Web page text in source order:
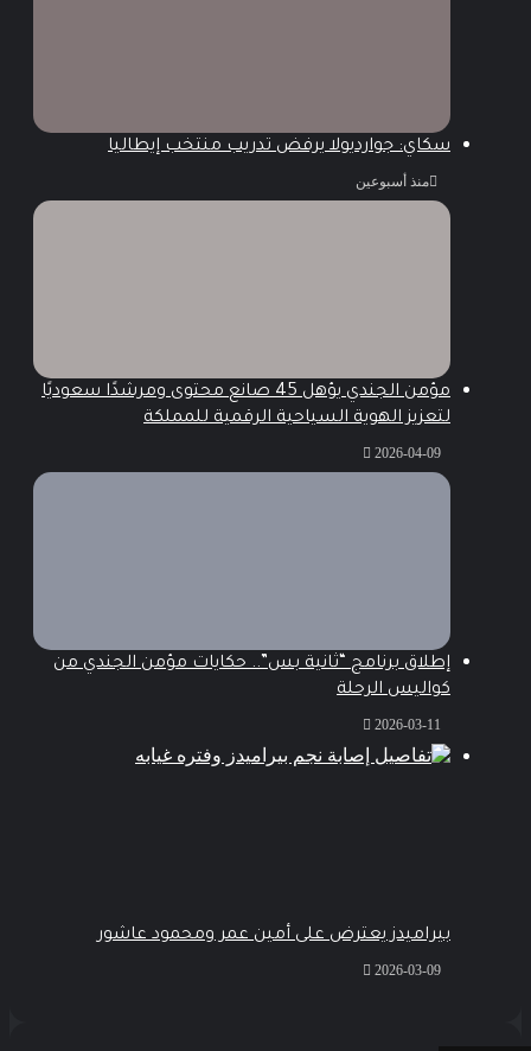
سكاي: جوارديولا يرفض تدريب منتخب إيطاليا
منذ أسبوعين
مؤمن الجندي يؤهل 45 صانع محتوى ومرشدًا سعوديًا
لتعزيز الهوية السياحية الرقمية للمملكة
2026-04-09
إطلاق برنامج “ثانية بس”.. حكايات مؤمن الجندي من
كواليس الرحلة
2026-03-11
بيراميدز يعترض على أمين عمر ومحمود عاشور
2026-03-09